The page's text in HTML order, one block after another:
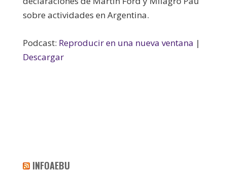
sobre actividades en Argentina.
Podcast: Reproducir en una nueva ventana |
Descargar
INFOAEBU